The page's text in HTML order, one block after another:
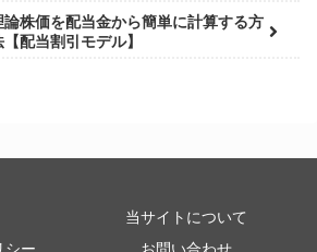
論株価を配当金から簡単に計算する方
【配当割引モデル】
当サイトについて